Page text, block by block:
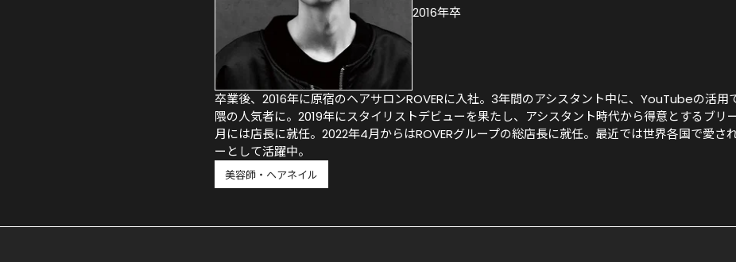
2016年卒
卒業後、2016年に原宿のヘアサロンROVERに入社。3年間のアシスタント中に、YouTubeの活
隈の人気者に。2019年にスタイリストデビューを果たし、アシスタント時代から得意とするブリ
月には店長に就任。2022年4月からはROVERグループの総店長に就任。最近では世界各国で愛さ
ーとして活躍中。
美容師・ヘアネイル